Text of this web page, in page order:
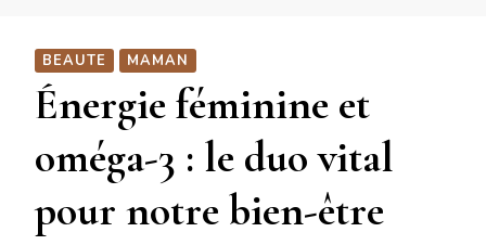
BEAUTE MAMAN
Énergie féminine et
oméga-3 : le duo vital
pour notre bien-être